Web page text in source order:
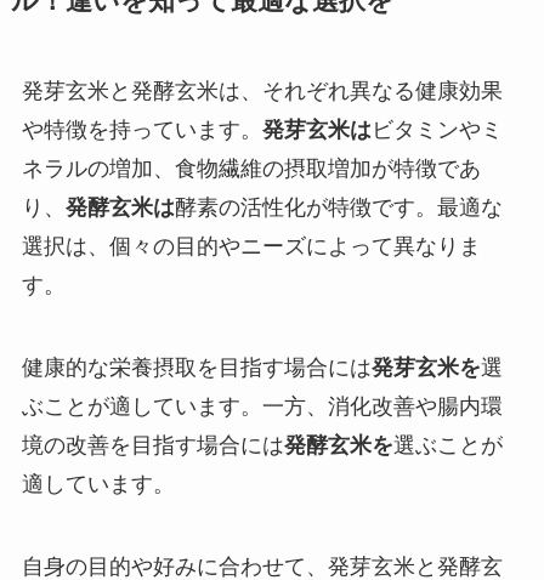
発芽玄米と発酵玄米は、それぞれ異なる健康効果
や特徴を持っています。 発芽玄米はビタミンやミ
ネラルの増加、食物繊維の摂取増加が特徴であ
り、 発酵玄米は酵素の活性化が特徴です。最適な
選択は、個々の目的やニーズによって異なりま
す。
健康的な栄養摂取を目指す場合には発芽玄米を選
ぶことが適しています。一方、消化改善や腸内環
境の改善を目指す場合には発酵玄米を選ぶことが
適しています。
自身の目的や好みに合わせて、発芽玄米と発酵玄